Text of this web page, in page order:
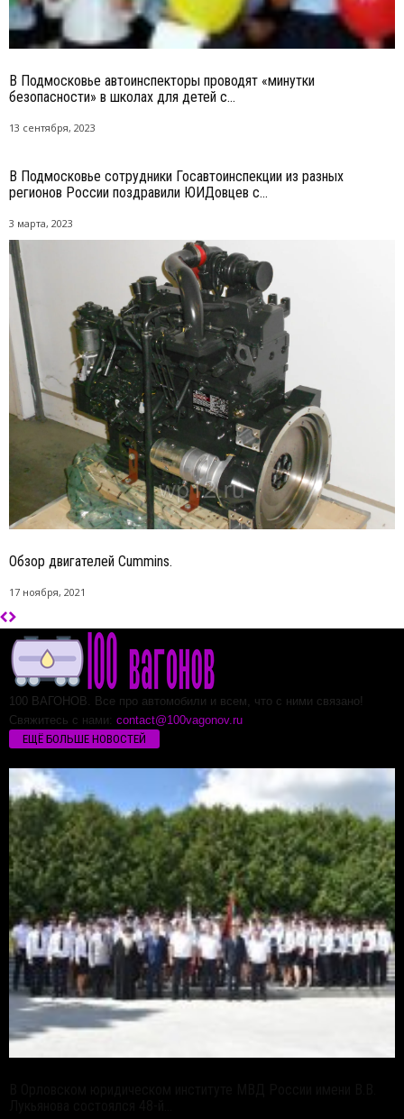
В Подмосковье автоинспекторы проводят «минутки
безопасности» в школах для детей с...
13 сентября, 2023
В Подмосковье сотрудники Госавтоинспекции из разных
регионов России поздравили ЮИДовцев с...
3 марта, 2023
Обзор двигателей Cummins.
17 ноября, 2021
100 ВАГОНОВ. Все про автомобили и всем, что с ними связано!
Свяжитесь с нами: contact@100vagonov.ru
ЕЩЁ БОЛЬШЕ НОВОСТЕЙ